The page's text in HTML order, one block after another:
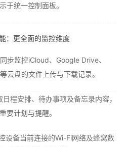
于统一控制面板。
：更全面的监控维度
步监控iCloud、Google Drive、
云盘的文件上传与下载记录。
日程安排、待办事项及备忘录内容，
要计划与提醒。
设备当前连接的Wi-Fi网络及蜂窝数